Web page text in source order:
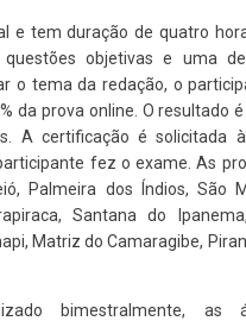
e tem duração de quatro
objetivas e uma
o tema da redação, o
da prova online. O resultado
A certificação é solicitada à
fez o exame. As
Palmeira dos Índios, São
Santana do
Matriz do Camaragibe,
bimestralmente, as